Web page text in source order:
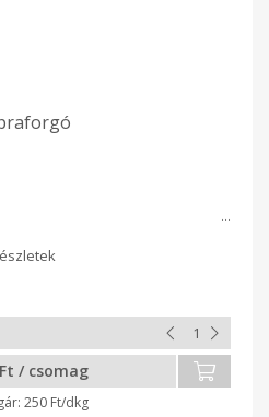
/ csomag
250 Ft/dkg